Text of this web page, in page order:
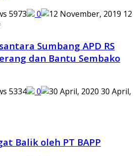
5973 0
12
Sumbang APD RS
dan Bantu Sembako
5334 0
30 April,
Balik oleh PT BAPP